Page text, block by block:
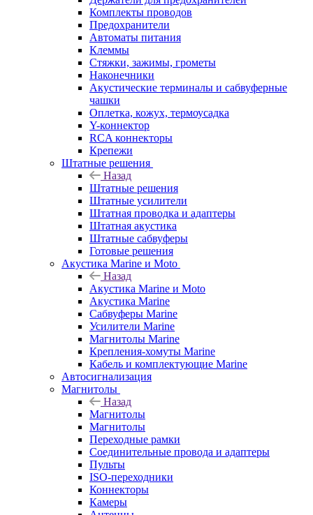
Комплекты проводов
Предохранители
Автоматы питания
Клеммы
Стяжки, зажимы, грометы
Наконечники
Акустические терминалы и сабвуферные
чашки
Оплетка, кожух, термоусадка
Y-коннектор
RCA коннекторы
Крепежи
Штатные решения
Назад
Штатные решения
Штатные усилители
Штатная проводка и адаптеры
Штатная акустика
Штатные сабвуферы
Готовые решения
Акустика Marine и Moto
Назад
Акустика Marine и Moto
Акустика Marine
Сабвуферы Marine
Усилители Marine
Магнитолы Marine
Крепления-хомуты Marine
Кабель и комплектующие Marine
Автосигнализация
Магнитолы
Назад
Магнитолы
Магнитолы
Переходные рамки
Соединительные провода и адаптеры
Пульты
ISO-переходники
Коннекторы
Камеры